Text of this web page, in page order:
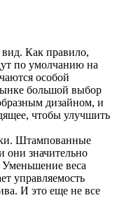
Как правило,
по умолчанию на
особой
большой выбор
дизайном, и
чтобы улучшить
Штампованные
они значительно
Уменьшение веса
управляемость
И это еще не все